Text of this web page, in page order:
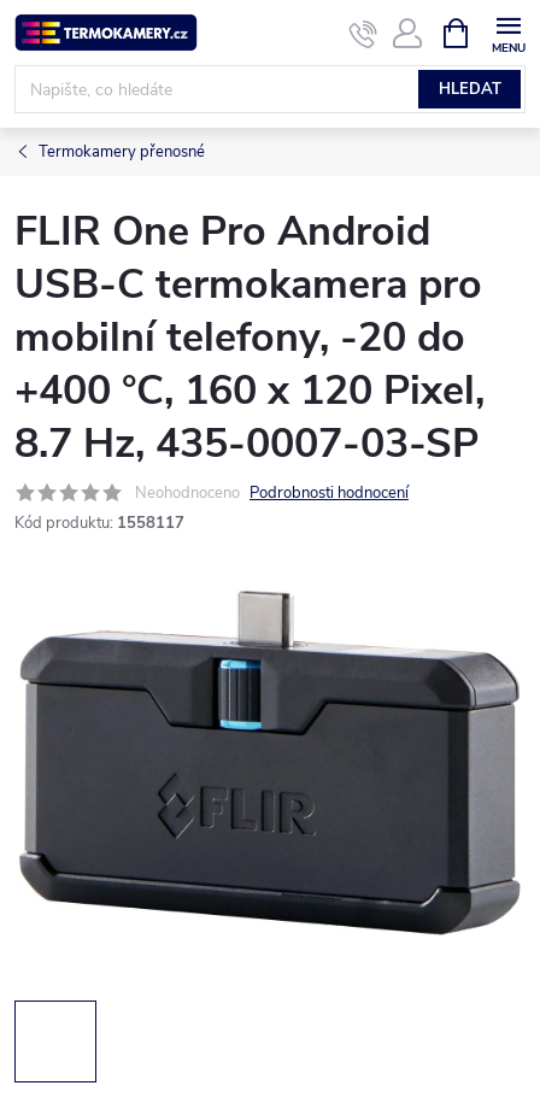
Přejít
na
obsah
HLEDAT
NÁKUPNÍ
KOŠÍK
Termokamery přenosné
FLIR One Pro Android
USB-C termokamera pro
mobilní telefony, -20 do
+400 °C, 160 x 120 Pixel,
8.7 Hz, 435-0007-03-SP
Neohodnoceno Podrobnosti hodnocení
Kód produktu: 1558117